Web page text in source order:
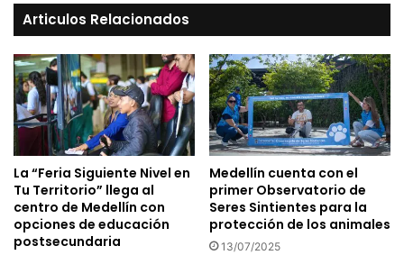
Articulos Relacionados
La “Feria Siguiente Nivel en
Tu Territorio” llega al
centro de Medellín con
opciones de educación
postsecundaria
Medellín cuenta con el
primer Observatorio de
Seres Sintientes para la
protección de los animales
13/07/2025